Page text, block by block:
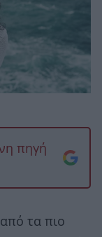
πηγή
τα πιο